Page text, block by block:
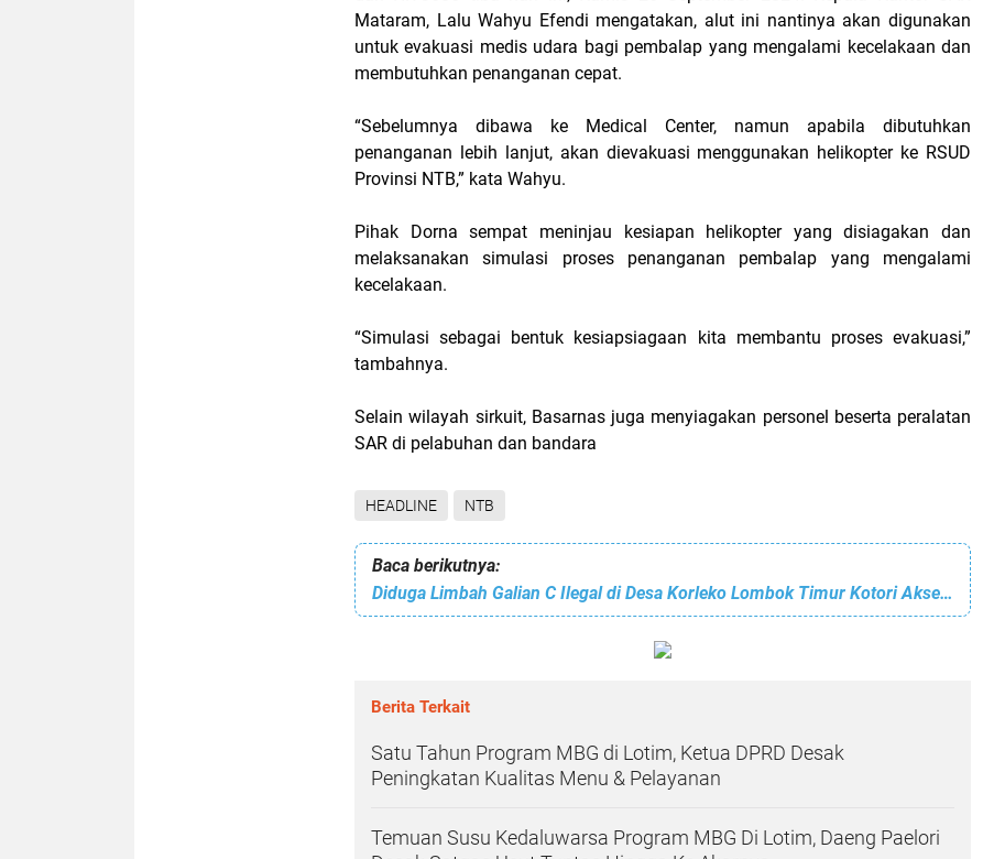
Mataram, Lalu Wahyu Efendi mengatakan, alut ini nantinya akan digunakan
untuk evakuasi medis udara bagi pembalap yang mengalami kecelakaan dan
membutuhkan penanganan cepat.
“Sebelumnya dibawa ke Medical Center, namun apabila dibutuhkan
penanganan lebih lanjut, akan dievakuasi menggunakan helikopter ke RSUD
Provinsi NTB,” kata Wahyu.
Pihak Dorna sempat meninjau kesiapan helikopter yang disiagakan dan
melaksanakan simulasi proses penanganan pembalap yang mengalami
kecelakaan.
“Simulasi sebagai bentuk kesiapsiagaan kita membantu proses evakuasi,”
tambahnya.
Selain wilayah sirkuit, Basarnas juga menyiagakan personel beserta peralatan
SAR di pelabuhan dan bandara
HEADLINE NTB
Baca berikutnya:
Diduga Limbah Galian C Ilegal di Desa Korleko Lombok Timur Kotori Akses Jalan Sampai Rusak Lahan Pertanian
Berita Terkait
Satu Tahun Program MBG di Lotim, Ketua DPRD Desak
Peningkatan Kualitas Menu & Pelayanan
Temuan Susu Kedaluwarsa Program MBG Di Lotim, Daeng Paelori